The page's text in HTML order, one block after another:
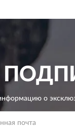
о